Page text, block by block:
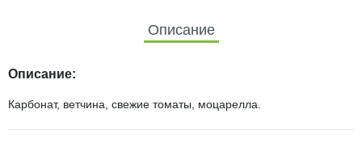
Описание
Описание:
Карбонат, ветчина, свежие томаты, моцарелла.